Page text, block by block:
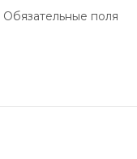
Обязательные поля